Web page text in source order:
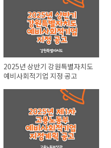
2025년 상반기 강원특별자치도
예비사회적기업 지정 공고